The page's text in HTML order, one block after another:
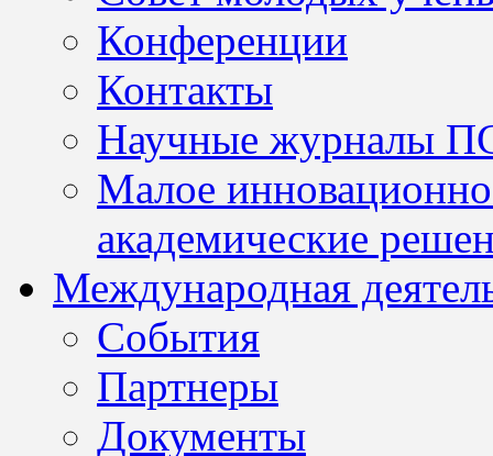
Конференции
Контакты
Научные журналы
Малое
академические
Международная
События
Партнеры
Документы